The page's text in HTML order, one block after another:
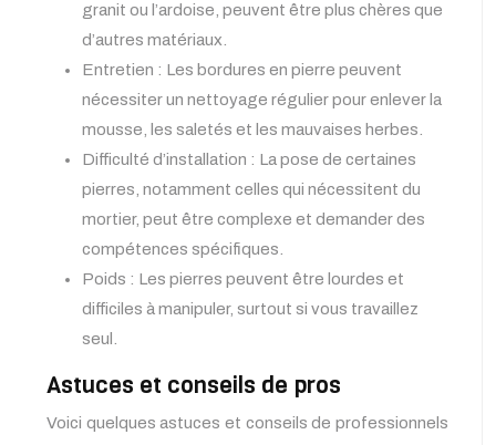
granit ou l’ardoise, peuvent être plus chères que
d’autres matériaux.
Entretien : Les bordures en pierre peuvent
nécessiter un nettoyage régulier pour enlever la
mousse, les saletés et les mauvaises herbes.
Difficulté d’installation : La pose de certaines
pierres, notamment celles qui nécessitent du
mortier, peut être complexe et demander des
compétences spécifiques.
Poids : Les pierres peuvent être lourdes et
difficiles à manipuler, surtout si vous travaillez
seul.
Astuces et conseils de pros
Voici quelques astuces et conseils de professionnels